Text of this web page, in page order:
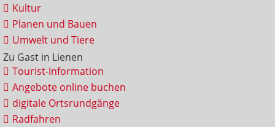
Kultur
Planen und Bauen
Umwelt und Tiere
Zu Gast in Lienen
Tourist-Information
Angebote online buchen
digitale Ortsrundgänge
Radfahren